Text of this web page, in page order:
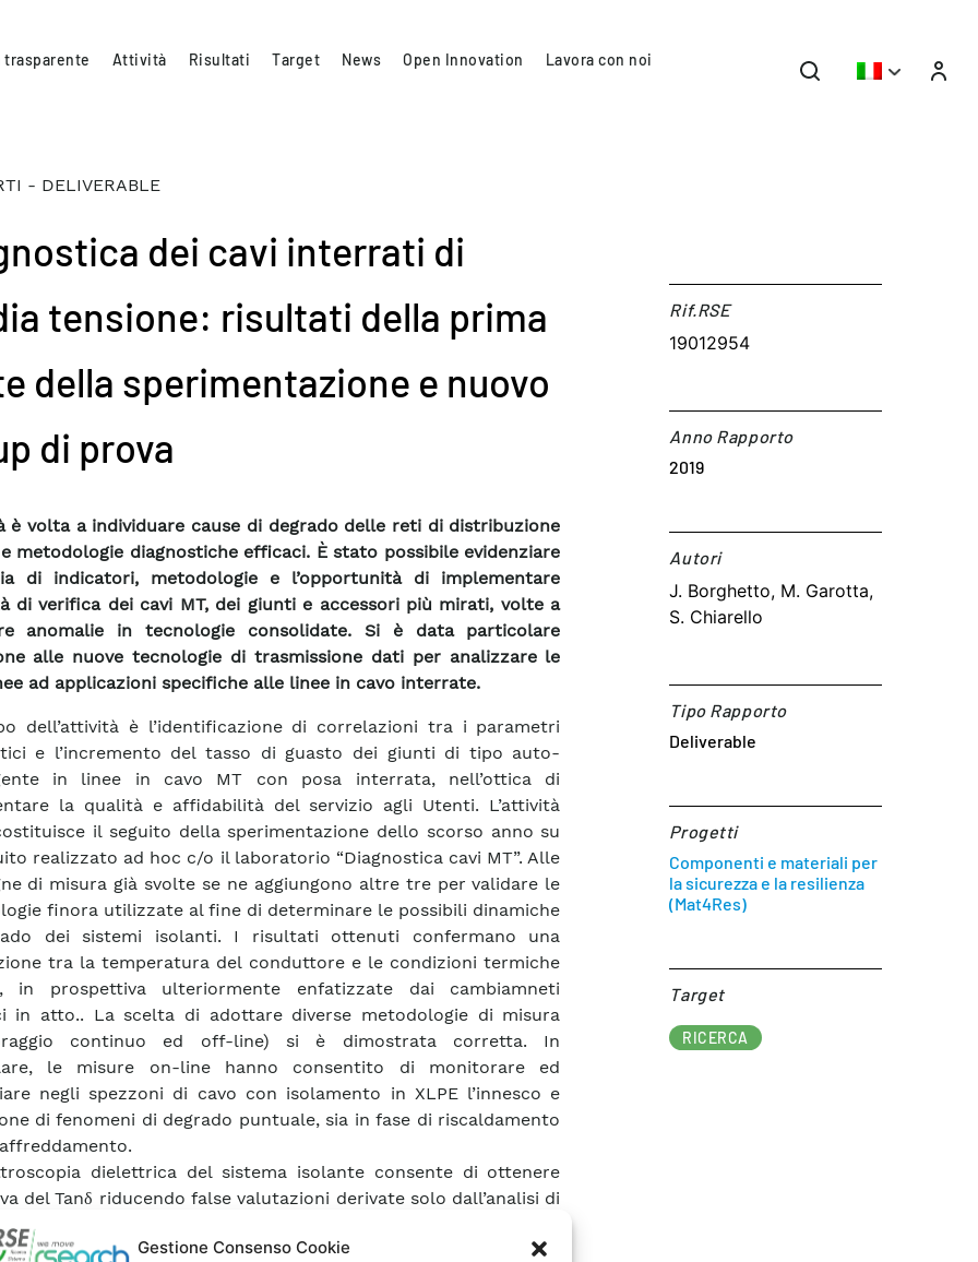
Gestione Consenso Cookie
trasparente Attività Risultati Target News Open Innovation Lavora con noi
- DELIVERABLE
dei cavi interrati di
tensione: risultati della prima
della sperimentazione e nuovo
di prova
è volta a individuare cause di degrado delle reti di distribuzione
metodologie diagnostiche efficaci. È stato possibile evidenziare
di indicatori, metodologie e l’opportunità di implementare
di verifica dei cavi MT, dei giunti e accessori più mirati, volte a
anomalie in tecnologie consolidate. Si è data particolare
alle nuove tecnologie di trasmissione dati per analizzare le
ad applicazioni specifiche alle linee in cavo interrate.
dell’attività è l’identificazione di correlazioni tra i parametri
e l’incremento del tasso di guasto dei giunti di tipo auto-
in linee in cavo MT con posa interrata, nell’ottica di
la qualità e affidabilità del servizio agli Utenti. L’attività
il seguito della sperimentazione dello scorso anno su
realizzato ad hoc c/o il laboratorio “Diagnostica cavi MT”. Alle
di misura già svolte se ne aggiungono altre tre per validare le
finora utilizzate al fine di determinare le possibili dinamiche
dei sistemi isolanti. I risultati ottenuti confermano una
tra la temperatura del conduttore e le condizioni termiche
in prospettiva ulteriormente enfatizzate dai cambiamneti
in atto.. La scelta di adottare diverse metodologie di misura
continuo ed off-line) si è dimostrata corretta. In
le misure on-line hanno consentito di monitorare ed
negli spezzoni di cavo con isolamento in XLPE l’innesco e
di fenomeni di degrado puntuale, sia in fase di riscaldamento
dielettrica del sistema isolante consente di ottenere
del Tanδ riducendo false valutazioni derivate solo dall’analisi di
acquisiti a 50Hz e a 0,1Hz; inoltre la metodologia mostra
rispetto alle tecniche tradizionali fenomeni di degrado.
Rif.RSE​
19012954
Anno Rapporto
2019
Autori​
J. Borghetto, M. Garotta,
S. Chiarello
Tipo Rapporto
Deliverable
Progetti
Componenti e materiali per
la sicurezza e la resilienza
(Mat4Res)
Target​
RICERCA